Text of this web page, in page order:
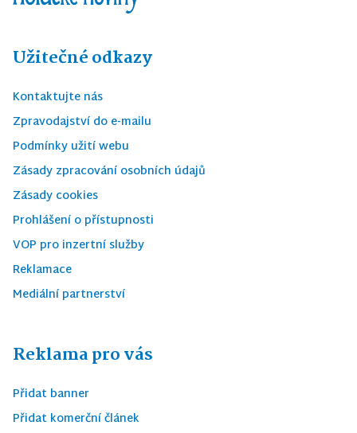
Užitečné odkazy
Kontaktujte nás
Zpravodajství do e-mailu
Podmínky užití webu
Zásady zpracování osobních údajů
Zásady cookies
Prohlášení o přístupnosti
VOP pro inzertní služby
Reklamace
Mediální partnerství
Reklama pro vás
Přidat banner
Přidat komerční článek